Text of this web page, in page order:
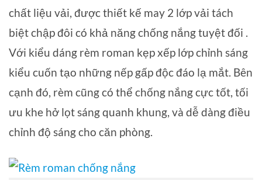
chất liệu vải, được thiết kế may 2 lớp vải tách
biệt chập đôi có khả năng chống nắng tuyệt đối .
Với kiểu dáng rèm roman kẹp xếp lớp chỉnh sáng
kiểu cuốn tạo những nếp gấp độc đáo lạ mắt. Bên
cạnh đó, rèm cũng có thể chống nắng cực tốt, tối
ưu khe hở lọt sáng quanh khung, và dễ dàng điều
chỉnh độ sáng cho căn phòng.